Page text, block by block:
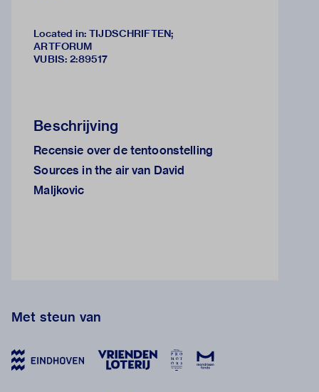
Located in: TIJDSCHRIFTEN;
ARTFORUM
VUBIS: 2:89517
Beschrijving
Recensie over de tentoonstelling
Sources in the air van David
Maljkovic
Met steun van